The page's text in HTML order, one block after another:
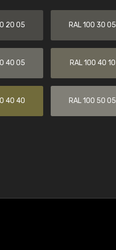
20 05 RAL 100 30 05
40 05 RAL 100 40 10
40 40 RAL 100 50 05